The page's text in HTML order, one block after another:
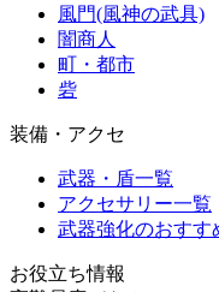
風門(風神の武具)
闇商人
町・都市
砦
装備・アクセ
武器・盾一覧
アクセサリー一覧
武器強化のおすす
お役立ち情報